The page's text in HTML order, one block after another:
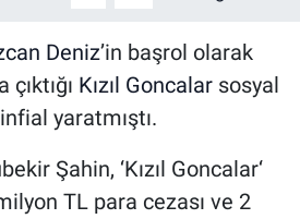
Deniz’in başrol olarak
Kızıl Goncalarsosyal
yaratmıştı.
Şahin, ‘Kızıl Goncalar‘
TL para cezası ve 2